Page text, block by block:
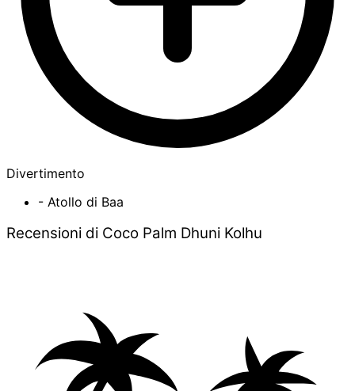
Divertimento
- Atollo di Baa
Recensioni di Coco Palm Dhuni Kolhu